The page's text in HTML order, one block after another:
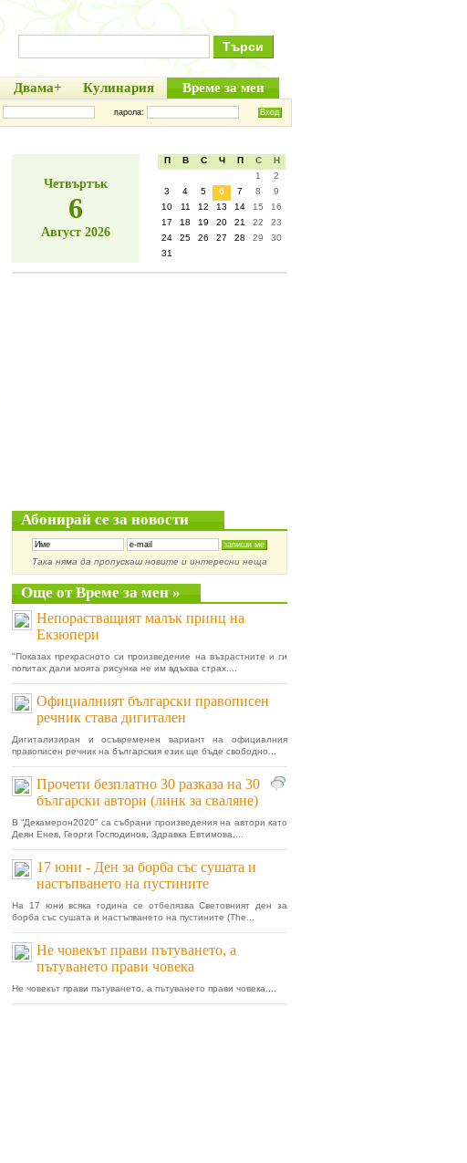
Двама+ Кулинария Време за мен
парола:
Четвъртък
6
Август 2026
П В С Ч П С
Н
1
2
3
4 5 6 7 8
9
10
11 12 13 14 15
16
17
18 19 20 21 22
23
24
25 26 27 28 29
30
31
Абонирай се за новости
Така няма да пропускаш новите и интересни неща
Още от Време за мен »
Непорастващият малък принц на
Екзюпери
"Показах прекрасното си произведение на възрастните и ги
попитах дали моята рисунка не им вдъхва страх....
Официалният български правописен
речник става дигитален
Дигитализиран и осъвременен вариант на официалния
правописен речник на българския език ще бъде свободно...
Прочети безплатно 30 разказа на 30
български автори (линк за сваляне)
В “Декамерон2020” са събрани произведения на автори като
Деян Енев, Георги Господинов, Здравка Евтимова,...
17 юни - Ден за борба със сушата и
настъпването на пустините
На 17 юни всяка година се отбелязва Световният ден за
борба със сушата и настъпването на пустините (The...
Не човекът прави пътуването, а
пътуването прави човека
Не човекът прави пътуването, а пътуването прави човека....